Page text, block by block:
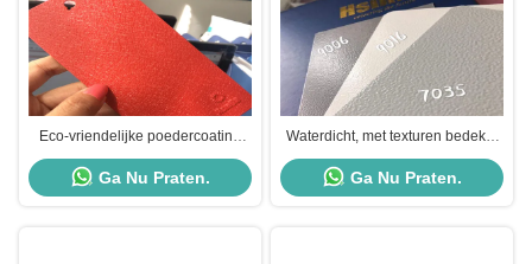
Eco-vriendelijke poedercoating
met een hoge
corrosiebestendigheid
Ga Nu Praten.
Waterdicht, met texturen bedekte
poedercoating,
energiebesparend,
milieuvriendelijk
Ga Nu Praten.